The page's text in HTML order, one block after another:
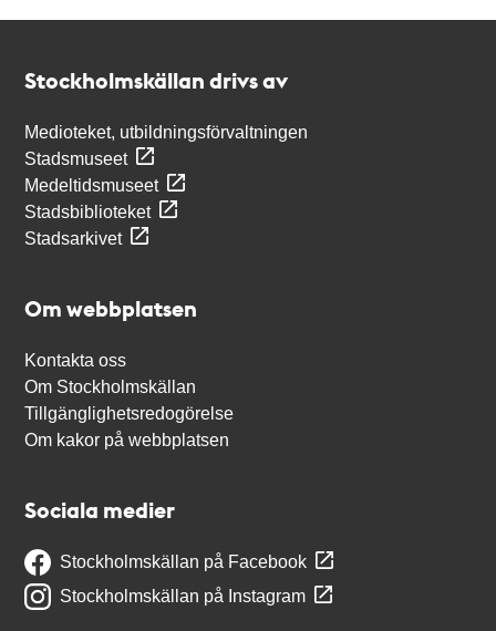
Stockholmskällan drivs av
Medioteket, utbildningsförvaltningen
Stadsmuseet
Medeltidsmuseet
Stadsbiblioteket
Stadsarkivet
Om webbplatsen
Kontakta oss
Om Stockholmskällan
Tillgänglighetsredogörelse
Om kakor på webbplatsen
Sociala medier
Stockholmskällan på Facebook
Stockholmskällan på Instagram